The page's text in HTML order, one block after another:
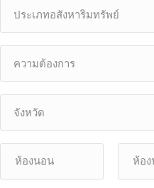
ประเภทอสังหาริมทรัพย์
ความต้องการ
จังหวัด